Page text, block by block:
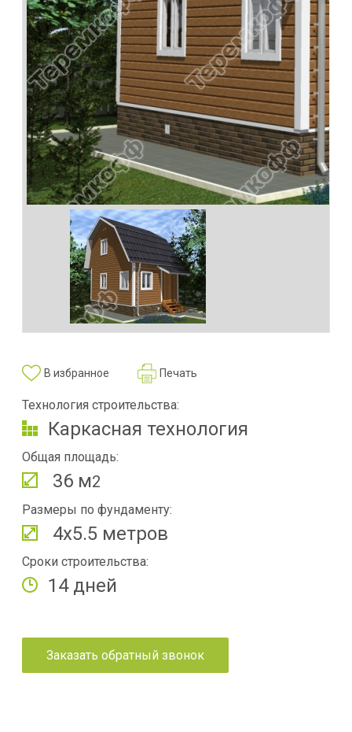
В избранное Печать
Технология строительства:
Каркасная технология
Общая площадь:
36 м2
Размеры по фундаменту:
4х5.5 метров
Сроки строительства:
14 дней
Заказать обратный звонок